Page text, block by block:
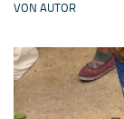
VON AUTOR